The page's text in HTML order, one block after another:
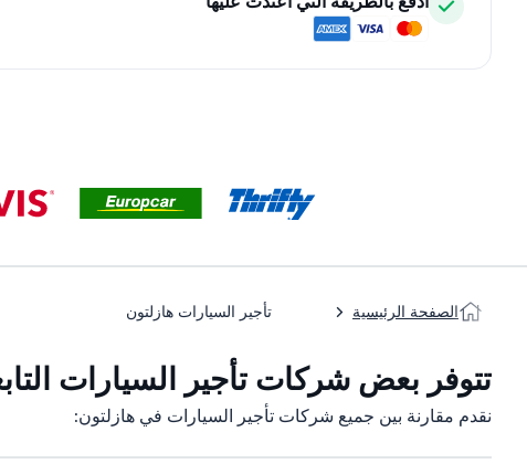
الصفحة الرئيسية تأجير السيارات هازلتون
تتوفر بعض شركات تأجير السيارات
نقدم مقارنة بين جميع شركات تأجير السيارات في هازلتون: